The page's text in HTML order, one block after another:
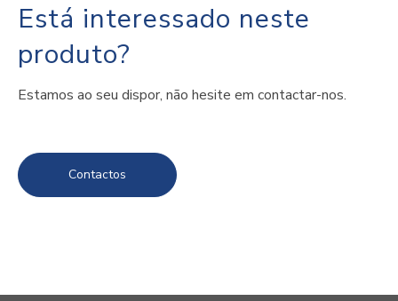
Está interessado neste
produto?
Estamos ao seu dispor, não hesite em contactar-nos.
Contactos